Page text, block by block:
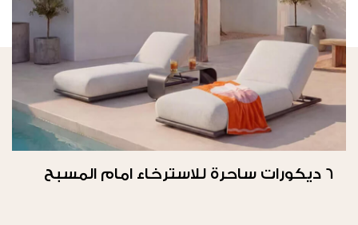
6 ديكورات ساحرة للاسترخاء امام المسبح